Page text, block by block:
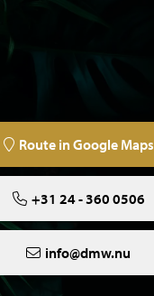
Route in Google Maps
+31 24 - 360 0506
info@dmw.nu